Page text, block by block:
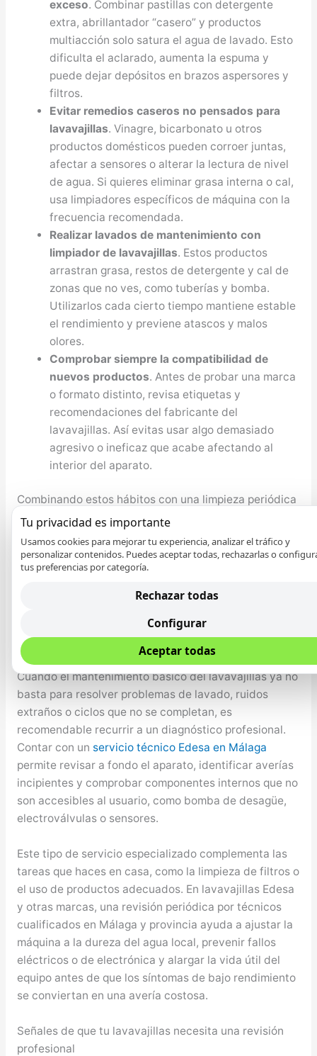
exceso. Combinar pastillas con detergente
extra, abrillantador “casero” y productos
multiacción solo satura el agua de lavado. Esto
dificulta el aclarado, aumenta la espuma y
puede dejar depósitos en brazos aspersores y
filtros.
Evitar remedios caseros no pensados para
lavavajillas. Vinagre, bicarbonato u otros
productos domésticos pueden corroer juntas,
afectar a sensores o alterar la lectura de nivel
de agua. Si quieres eliminar grasa interna o cal,
usa limpiadores específicos de máquina con la
frecuencia recomendada.
Realizar lavados de mantenimiento con
limpiador de lavavajillas. Estos productos
arrastran grasa, restos de detergente y cal de
zonas que no ves, como tuberías y bomba.
Utilizarlos cada cierto tiempo mantiene estable
el rendimiento y previene atascos y malos
olores.
Comprobar siempre la compatibilidad de
nuevos productos. Antes de probar una marca
o formato distinto, revisa etiquetas y
recomendaciones del fabricante del
lavavajillas. Así evitas usar algo demasiado
agresivo o ineficaz que acabe afectando al
interior del aparato.
Combinando estos hábitos con una limpieza periódica
de filtros y una carga correcta de la vajilla, el
lavavajillas trabaja más desahogado y eficiente. Con
menos esfuerzo para los componentes internos, se
reduce el riesgo de averías y se alarga la vida útil del
aparato, a la vez que se consigue una limpieza más
Mantenimiento y revisión de lavavajillas Edesa en
Málaga y provincia
Cuando el mantenimiento básico del lavavajillas ya no
basta para resolver problemas de lavado, ruidos
extraños o ciclos que no se completan, es
recomendable recurrir a un diagnóstico profesional.
Contar con un servicio técnico Edesa en Málaga
permite revisar a fondo el aparato, identificar averías
incipientes y comprobar componentes internos que no
son accesibles al usuario, como bomba de desagüe,
electroválvulas o sensores.
Este tipo de servicio especializado complementa las
tareas que haces en casa, como la limpieza de filtros o
el uso de productos adecuados. En lavavajillas Edesa
y otras marcas, una revisión periódica por técnicos
cualificados en Málaga y provincia ayuda a ajustar la
máquina a la dureza del agua local, prevenir fallos
eléctricos o de electrónica y alargar la vida útil del
equipo antes de que los síntomas de bajo rendimiento
se conviertan en una avería costosa.
Señales de que tu lavavajillas necesita una revisión
profesional
Tu privacidad es importante
Usamos cookies para mejorar tu experiencia, analizar el tráfico y
personalizar contenidos. Puedes aceptar todas, rechazarlas o
tus preferencias por categoría.
Rechazar todas
Configurar
Aceptar todas